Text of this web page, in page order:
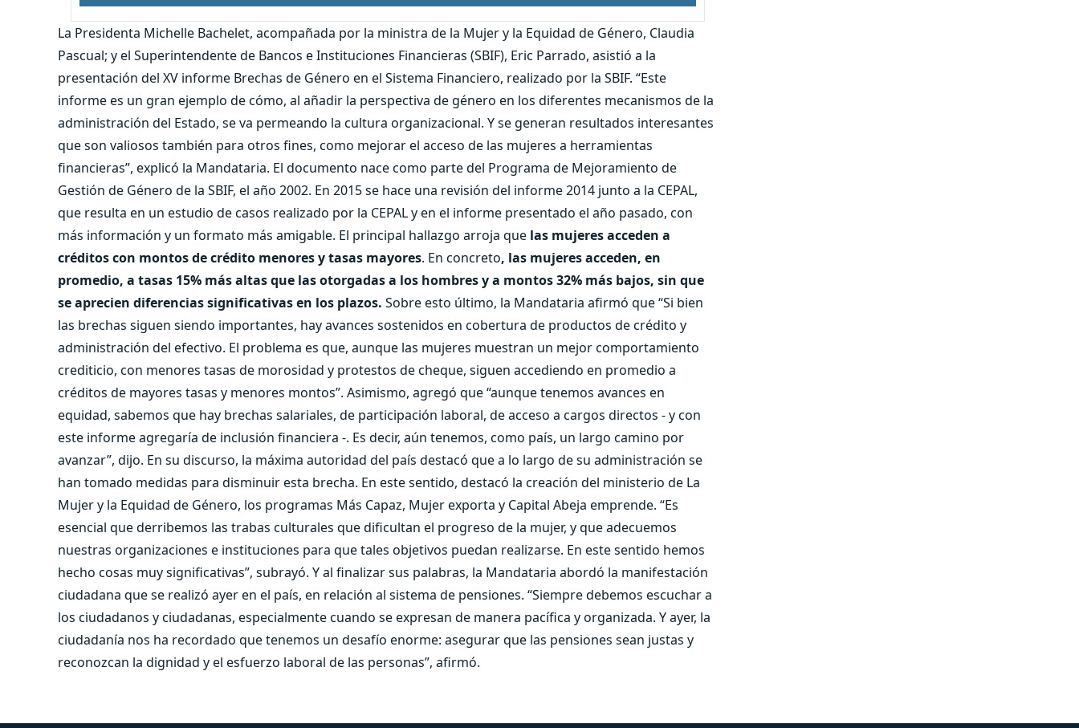
La Presidenta Michelle Bachelet, acompañada por la ministra de la Mujer y la Equidad de Género, Claudia
Pascual; y el Superintendente de Bancos e Instituciones Financieras (SBIF), Eric Parrado, asistió a la
presentación del XV informe Brechas de Género en el Sistema Financiero, realizado por la SBIF. “Este
informe es un gran ejemplo de cómo, al añadir la perspectiva de género en los diferentes mecanismos de la
administración del Estado, se va permeando la cultura organizacional. Y se generan resultados interesantes
que son valiosos también para otros fines, como mejorar el acceso de las mujeres a herramientas
financieras”, explicó la Mandataria. El documento nace como parte del Programa de Mejoramiento de
Gestión de Género de la SBIF, el año 2002. En 2015 se hace una revisión del informe 2014 junto a la CEPAL,
que resulta en un estudio de casos realizado por la CEPAL y en el informe presentado el año pasado, con
más información y un formato más amigable. El principal hallazgo arroja que las mujeres acceden a
créditos con montos de crédito menores y tasas mayores. En concreto, las mujeres acceden, en
promedio, a tasas 15% más altas que las otorgadas a los hombres y a montos 32% más bajos, sin que
se aprecien diferencias significativas en los plazos. Sobre esto último, la Mandataria afirmó que “Si bien
las brechas siguen siendo importantes, hay avances sostenidos en cobertura de productos de crédito y
administración del efectivo. El problema es que, aunque las mujeres muestran un mejor comportamiento
crediticio, con menores tasas de morosidad y protestos de cheque, siguen accediendo en promedio a
créditos de mayores tasas y menores montos”. Asimismo, agregó que “aunque tenemos avances en
equidad, sabemos que hay brechas salariales, de participación laboral, de acceso a cargos directos - y con
este informe agregaría de inclusión financiera -. Es decir, aún tenemos, como país, un largo camino por
avanzar”, dijo. En su discurso, la máxima autoridad del país destacó que a lo largo de su administración se
han tomado medidas para disminuir esta brecha. En este sentido, destacó la creación del ministerio de La
Mujer y la Equidad de Género, los programas Más Capaz, Mujer exporta y Capital Abeja emprende. “Es
esencial que derribemos las trabas culturales que dificultan el progreso de la mujer, y que adecuemos
nuestras organizaciones e instituciones para que tales objetivos puedan realizarse. En este sentido hemos
hecho cosas muy significativas”, subrayó. Y al finalizar sus palabras, la Mandataria abordó la manifestación
ciudadana que se realizó ayer en el país, en relación al sistema de pensiones. “Siempre debemos escuchar a
los ciudadanos y ciudadanas, especialmente cuando se expresan de manera pacífica y organizada. Y ayer, la
ciudadanía nos ha recordado que tenemos un desafío enorme: asegurar que las pensiones sean justas y
reconozcan la dignidad y el esfuerzo laboral de las personas”, afirmó.